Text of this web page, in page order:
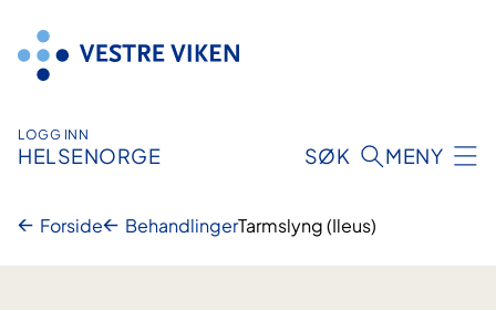
innhold
LOGG INN
HELSENORGE SØK MENY
Forside BehandlingerTarmslyng (Ileus)